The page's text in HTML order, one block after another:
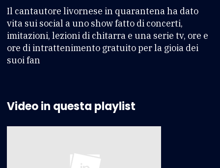
Il cantautore livornese in quarantena ha dato
vita sui social a uno show fatto di concerti,
imitazioni, lezioni di chitarra e una serie tv, ore e
ore di intrattenimento gratuito per la gioia dei
suoi fan
Video in questa playlist